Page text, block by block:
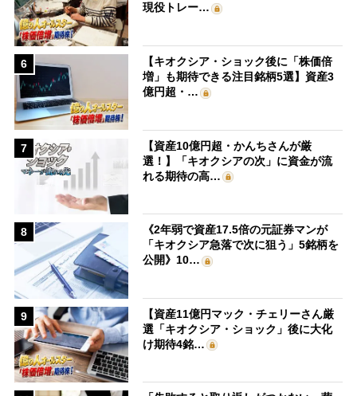
現役トレー…
6
【キオクシア・ショック後に「株価倍
増」も期待できる注目銘柄5選】資産3
億円超・…
7
【資産10億円超・かんちさんが厳
選！】「キオクシアの次」に資金が流
れる期待の高…
8
《2年弱で資産17.5倍の元証券マンが
「キオクシア急落で次に狙う」5銘柄を
公開》10…
9
【資産11億円マック・チェリーさん厳
選「キオクシア・ショック」後に大化
け期待4銘…